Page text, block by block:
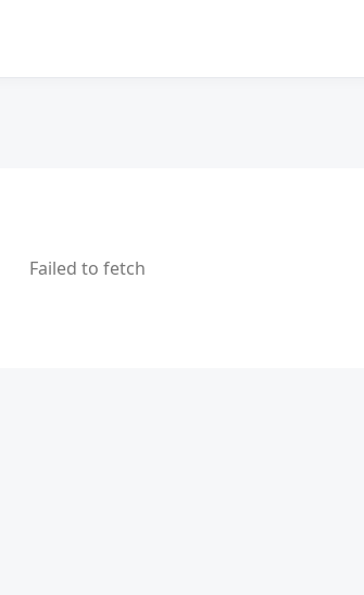
Failed to fetch